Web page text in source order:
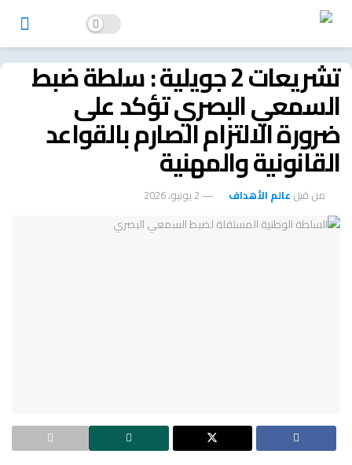
تشريعات 2 جويلية : سلطة ضبط
السمعي البصري تؤكد على
ضرورة الالتزام الصارم بالقواعد
القانونية والمهنية
من قبل عالم الأهداف 2 يونيو، 2026